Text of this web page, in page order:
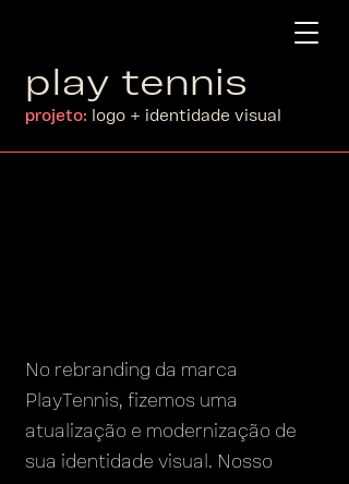
play tennis
projeto: logo + identidade visual
No rebranding da marca
PlayTennis, fizemos uma
atualização e modernização de
sua identidade visual. Nosso